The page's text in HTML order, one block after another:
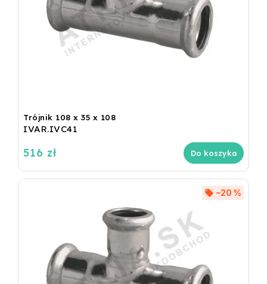
Trójnik 108 x 35 x 108
IVAR.IVC41
516 zł Do koszyka
–20 %